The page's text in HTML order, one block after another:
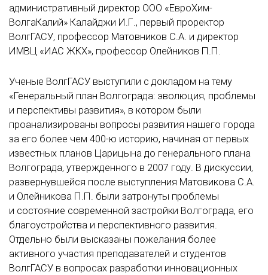
административный директор ООО «ЕвроХим-
ВолгаКалий» Калайджи И.Г., первый проректор
ВолгГАСУ, профессор Матовников С.А. и директор
ИМВЦ «ИАС ЖКХ», профессор Олейников П.П.
Ученые ВолгГАСУ выступили с докладом на тему
«Генеральный план Волгограда: эволюция, проблемы
и перспективы развития», в котором были
проанализированы вопросы развития нашего города
за его более чем 400-ю историю, начиная от первых
известных планов Царицына до генерального плана
Волгограда, утвержденного в 2007 году. В дискуссии,
развернувшейся после выступления Матовикова С.А.
и Олейникова П.П. были затронуты проблемы
и состояние современной застройки Волгограда, его
благоустройства и перспективного развития.
Отдельно были высказаны пожелания более
активного участия преподавателей и студентов
ВолгГАСУ в вопросах разработки инновационных